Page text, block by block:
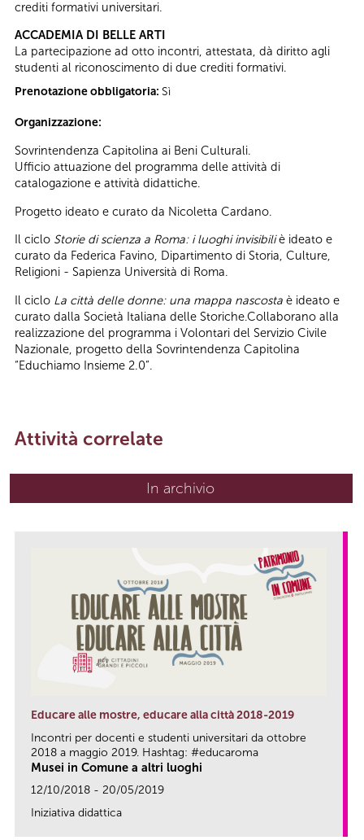
crediti formativi universitari.
ACCADEMIA DI BELLE ARTI
La partecipazione ad otto incontri, attestata, dà diritto agli
studenti al riconoscimento di due crediti formativi.
Prenotazione obbligatoria: Sì
Organizzazione:
Sovrintendenza Capitolina ai Beni Culturali.
Ufficio attuazione del programma delle attività di
catalogazione e attività didattiche.
Progetto ideato e curato da Nicoletta Cardano.
Il ciclo Storie di scienza a Roma: i luoghi invisibiliè ideato e
curato da Federica Favino, Dipartimento di Storia, Culture,
Religioni - Sapienza Università di Roma.
Il ciclo La città delle donne: una mappa nascosta è ideato e
curato dalla Società Italiana delle Storiche.Collaborano alla
realizzazione del programma i Volontari del Servizio Civile
Nazionale, progetto della Sovrintendenza Capitolina
“Educhiamo Insieme 2.0”.
Attività correlate
In archivio
Educare alle mostre, educare alla città 2018-2019
Incontri per docenti e studenti universitari da ottobre
2018 a maggio 2019. Hashtag: #educaroma
Musei in Comune a altri luoghi
12/10/2018 - 20/05/2019
Iniziativa didattica